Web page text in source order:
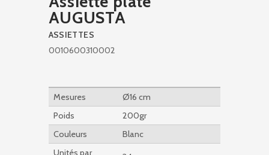
AUGUSTA
ASSIETTES
0010600310002
Mesures
Ø16 cm
Poids
200gr
Couleurs
Blanc